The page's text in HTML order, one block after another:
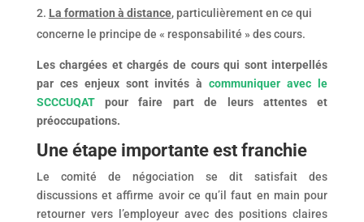
La formation à distance, particulièrement en ce qui
concerne le principe de « responsabilité » des cours.
Les chargées et chargés de cours qui sont interpellés
par ces enjeux sont invités àcommuniquer avec le
SCCCUQATpour faire part de leurs attentes et
préoccupations.
Une étape importante est franchie
Le comité de négociation se dit satisfait des
discussions et affirme avoir ce qu’il faut en main pour
retourner vers l’employeur avec des positions claires